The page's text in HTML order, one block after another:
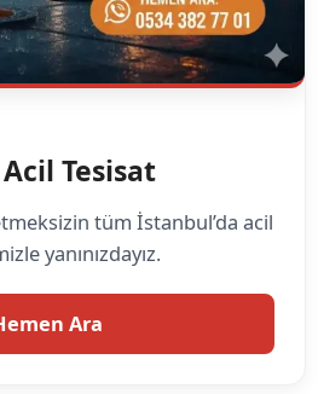
Tesisat
tüm İstanbul’da acil
yanınızdayız.
Ara